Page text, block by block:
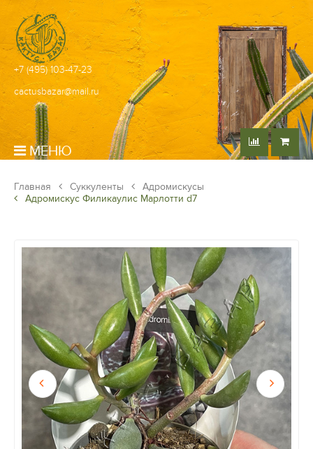
+7 (495) 103-47-23
cactusbazar@mail.ru
МЕНЮ
Главная Суккуленты
Адромискусы
Адромискус Филикаулис Марлотти d7